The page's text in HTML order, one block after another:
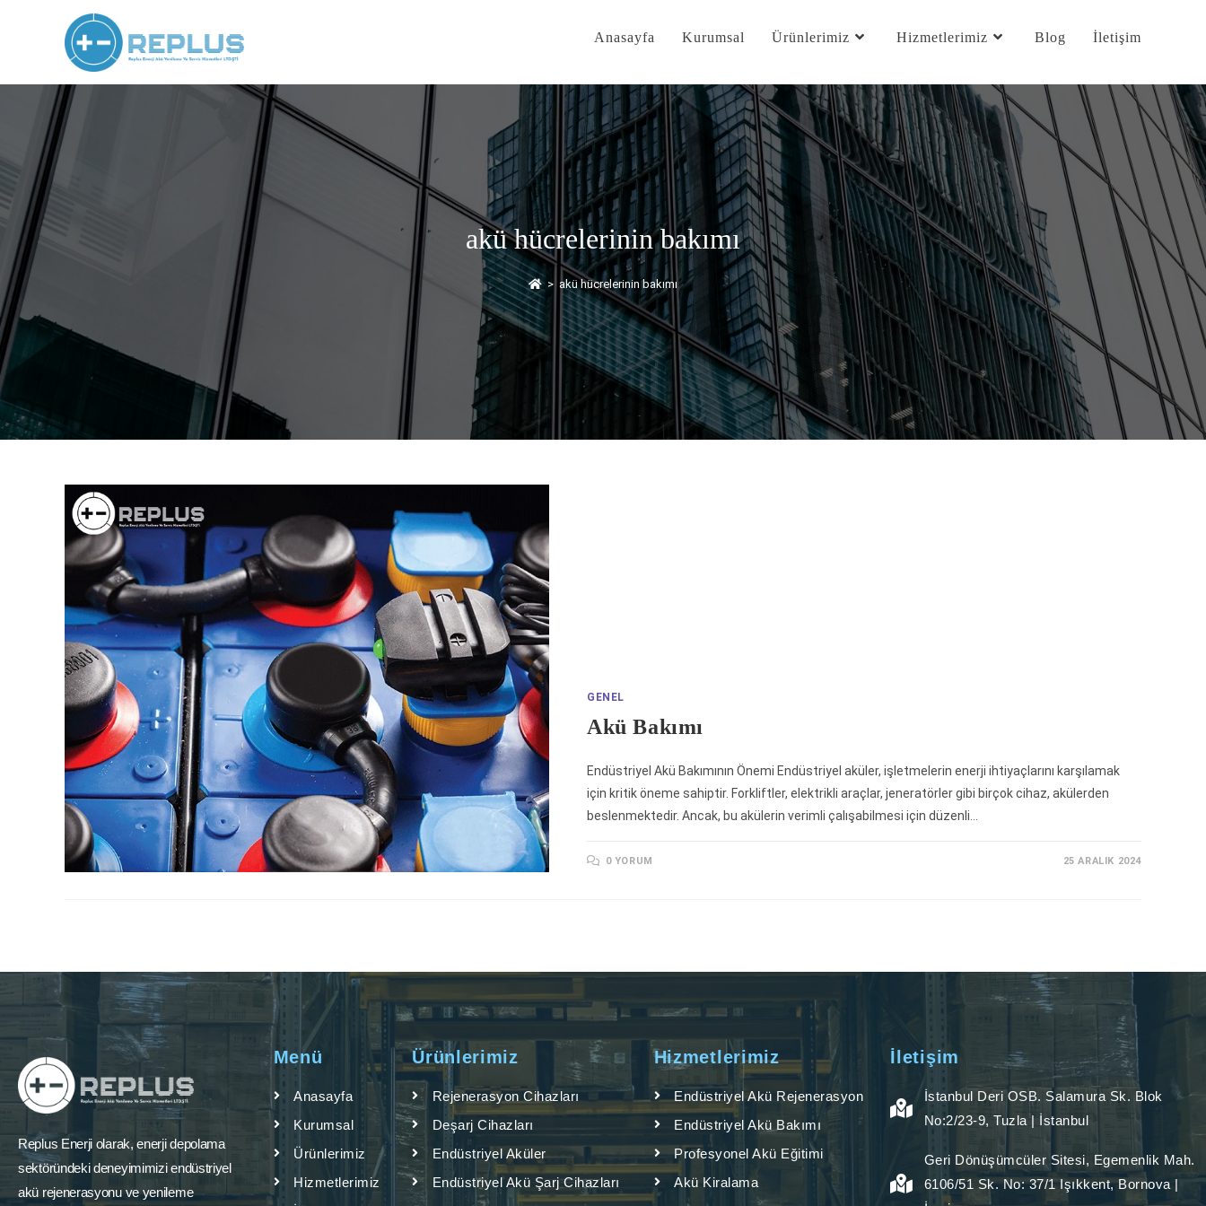
Anasayfa Kurumsal Ürünlerimiz Hizmetlerimiz Blog İletişim
akü hücrelerinin bakımı
> akü hücrelerinin bakımı
GENEL
Akü Bakımı
Endüstriyel Akü Bakımının Önemi Endüstriyel aküler, işletmelerin enerji ihtiyaçlarını karşılamak
için kritik öneme sahiptir. Forkliftler, elektrikli araçlar, jeneratörler gibi birçok cihaz, akülerden
beslenmektedir. Ancak, bu akülerin verimli çalışabilmesi için düzenli…
0 YORUM 25 ARALIK 2024
Replus Enerji olarak, enerji depolama
sektöründeki deneyimimizi endüstriyel
akü rejenerasyonu ve yenileme
Menü
Anasayfa
Kurumsal
Ürünlerimiz
Hizmetlerimiz
Ürünlerimiz
Rejenerasyon Cihazları
Deşarj Cihazları
Endüstriyel Aküler
Endüstriyel Akü Şarj Cihazları
Hizmetlerimiz
Endüstriyel Akü Rejenerasyon
Endüstriyel Akü Bakımı
Profesyonel Akü Eğitimi
Akü Kiralama
İletişim
İstanbul Deri OSB. Salamura Sk. Blok
No:2/23-9, Tuzla | İstanbul
Geri Dönüşümcüler Sitesi, Egemenlik Mah.
6106/51 Sk. No: 37/1 Işıkkent, Bornova |